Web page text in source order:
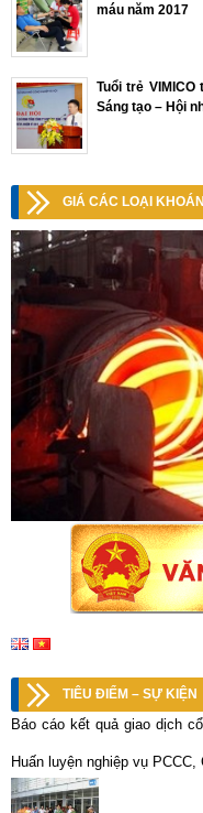
máu năm 2017
Tuổi trẻ
Sáng tạo – Hội
GIÁ CÁC LOẠI
TIÊU ĐIỂM – SỰ KIỆN
Báo cáo kết quả giao dịch
Huấn luyện nghiệp vụ